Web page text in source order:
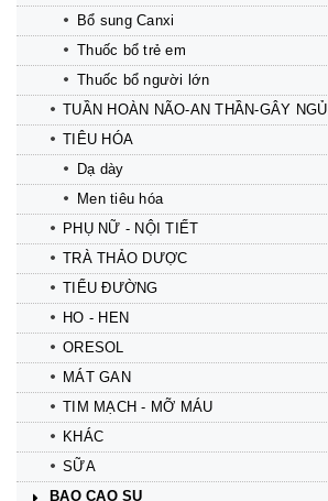
Bổ sung Canxi
Thuốc bổ trẻ em
Thuốc bổ người lớn
TUẦN HOÀN NÃO-AN THẦN-GÂY NGỦ
TIÊU HÓA
Dạ dày
Men tiêu hóa
PHỤ NỮ - NỘI TIẾT
TRÀ THẢO DƯỢC
TIỂU ĐƯỜNG
HO - HEN
ORESOL
MÁT GAN
TIM MẠCH - MỠ MÁU
KHÁC
SỮA
BAO CAO SU